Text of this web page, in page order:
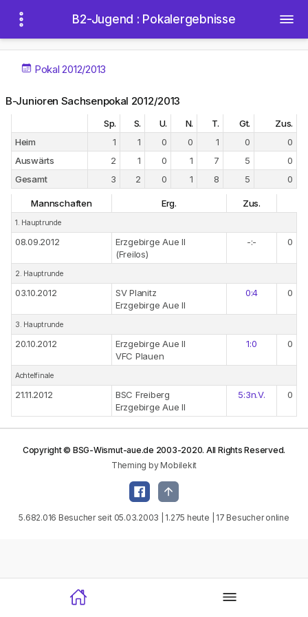
B2-Jugend : Pokalergebnisse
Pokal 2012/2013
B-Junioren Sachsenpokal 2012/2013
Sp. S. U. N. T. Gt.
Zus.
Heim
1 1 0 0 1 0
0
Auswärts
2 1 0 1 7 5
0
Gesamt
3 2 0 1 8 5 0
Mannschaften Erg. Zus.
1. Hauptrunde
08.09.2012
Erzgebirge Aue II
(Freilos)
-:- 0
2. Hauptrunde
03.10.2012
SV Planitz
Erzgebirge Aue II
0:4 0
3. Hauptrunde
20.10.2012
Erzgebirge Aue II
VFC Plauen
1:0 0
Achtelfinale
21.11.2012
BSC Freiberg
Erzgebirge Aue II
5:3n.V. 0
Copyright © BSG-Wismut-aue.de 2003-2020. All Rights Reserved.
Theming by Mobilekit
5.682.016 Besucher seit 05.03.2003 | 1.275 heute | 17 Besucher online